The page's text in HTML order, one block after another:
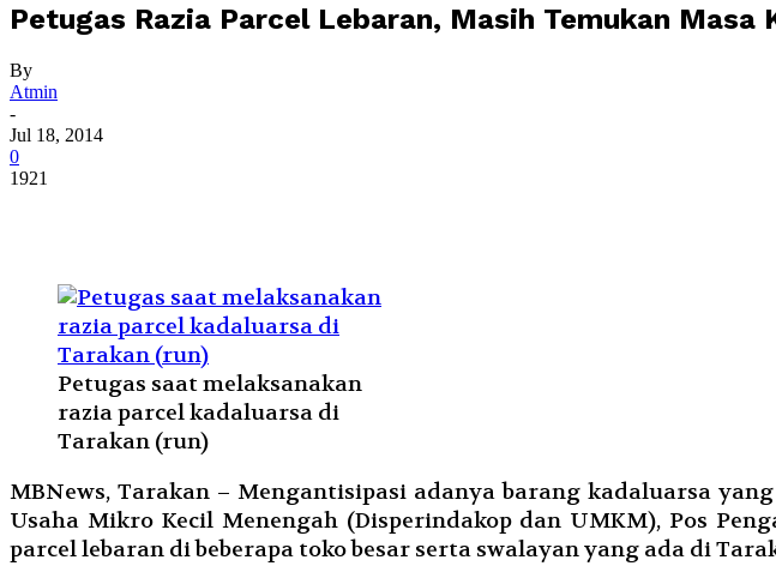
Petugas Razia Parcel Lebaran, Masih Temukan Masa
By
Atmin
-
Jul 18, 2014
0
1921
Petugas saat melaksanakan
razia parcel kadaluarsa di
Tarakan (run)
MBNews, Tarakan – Mengantisipasi adanya barang kadaluarsa
Usaha Mikro Kecil Menengah (Disperindakop dan UMKM), Pos
parcel lebaran di beberapa toko besar serta swalayan yang ada di